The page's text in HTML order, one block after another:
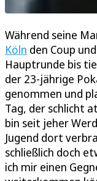
Während seine
Köln den Coup
Hauptrunde bis
der 23-jährige
genommen und
Tag, der schlicht
bin seit jeher
Jugend dort
schließlich doch
ich mir einen